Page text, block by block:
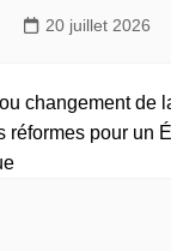
20 juillet 2026